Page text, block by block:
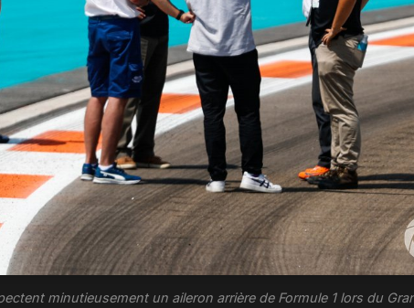
minutieusement un aileron arrière de Formule 1 lors du